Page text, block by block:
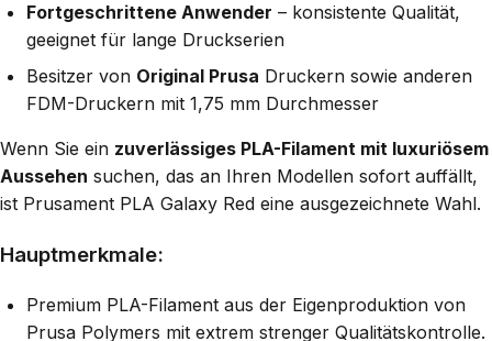
Fortgeschrittene Anwender – konsistente Qualität,
geeignet für lange Druckserien
Besitzer von Original Prusa Druckern sowie anderen
FDM-Druckern mit 1,75 mm Durchmesser
Wenn Sie ein zuverlässiges PLA-Filament mit luxuriösem
Aussehen suchen, das an Ihren Modellen sofort auffällt,
ist Prusament PLA Galaxy Red eine ausgezeichnete Wahl.
Hauptmerkmale:
Premium PLA-Filament aus der Eigenproduktion von
Prusa Polymers mit extrem strenger Qualitätskontrolle.